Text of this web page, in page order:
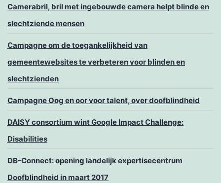
Camerabril, bril met ingebouwde camera helpt blinde en
slechtziende mensen
Campagne om de toegankelijkheid van
gemeentewebsites te verbeteren voor blinden en
slechtzienden
Campagne Oog en oor voor talent, over doofblindheid
DAISY consortium wint Google Impact Challenge:
Disabilities
DB-Connect: opening landelijk expertisecentrum
Doofblindheid in maart 2017